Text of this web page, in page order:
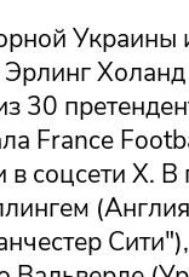
Украины
30
France
соцсети Х.